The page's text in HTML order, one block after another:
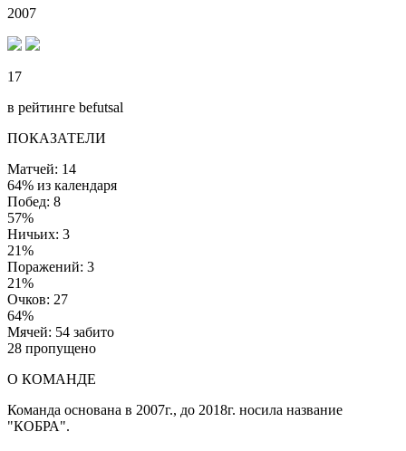
2007
17
в рейтинге befutsal
ПОКАЗАТЕЛИ
Матчей: 14
64% из календаря
Побед: 8
57%
Ничьих: 3
21%
Поражений: 3
21%
Очков: 27
64%
Мячей: 54 забито
28 пропущено
О КОМАНДЕ
Команда основана в 2007г., до 2018г. носила название
"КОБРА".